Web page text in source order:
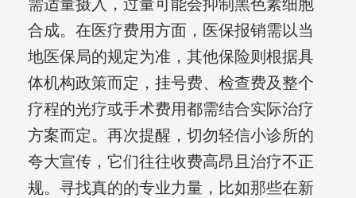
需适量摄入，过量可能会抑制黑色素细胞
合成。在医疗费用方面，医保报销需以当
地医保局的规定为准，其他保险则根据具
体机构政策而定，挂号费、检查费及整个
疗程的光疗或手术费用都需结合实际治疗
方案而定。再次提醒，切勿轻信小诊所的
夸大宣传，它们往往收费高昂且治疗不正
规。寻找真的的专业力量，比如那些在新